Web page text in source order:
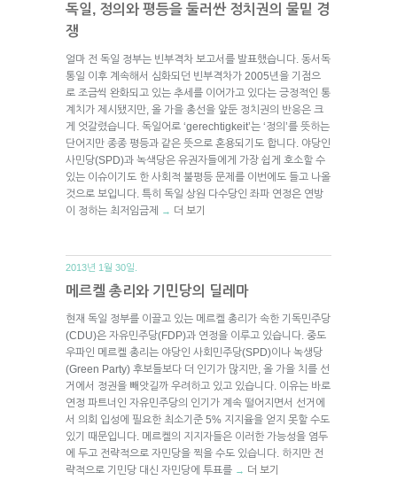
독일, 정의와 평등을 둘러싼 정치권의 물밑 경
쟁
얼마 전 독일 정부는 빈부격차 보고서를 발표했습니다. 동서독
통일 이후 계속해서 심화되던 빈부격차가 2005년을 기점으
로 조금씩 완화되고 있는 추세를 이어가고 있다는 긍정적인 통
계치가 제시됐지만, 올 가을 총선을 앞둔 정치권의 반응은 크
게 엇갈렸습니다. 독일어로 ‘gerechtigkeit’는 ‘정의’를 뜻하는
단어지만 종종 평등과 같은 뜻으로 혼용되기도 합니다. 야당인
사민당(SPD)과 녹색당은 유권자들에게 가장 쉽게 호소할 수
있는 이슈이기도 한 사회적 불평등 문제를 이번에도 들고 나올
것으로 보입니다. 특히 독일 상원 다수당인 좌파 연정은 연방
이 정하는 최저임금제
→ 더 보기
2013년 1월 30일.
메르켈 총리와 기민당의 딜레마
현재 독일 정부를 이끌고 있는 메르켈 총리가 속한 기독민주당
(CDU)은 자유민주당(FDP)과 연정을 이루고 있습니다. 중도
우파인 메르켈 총리는 야당인 사회민주당(SPD)이나 녹생당
(Green Party) 후보들보다 더 인기가 많지만, 올 가을 치를 선
거에서 정권을 빼앗길까 우려하고 있고 있습니다. 이유는 바로
연정 파트너인 자유민주당의 인기가 계속 떨어지면서 선거에
서 의회 입성에 필요한 최소기준 5% 지지율을 얻지 못할 수도
있기 때문입니다. 메르켈의 지지자들은 이러한 가능성을 염두
에 두고 전략적으로 자민당을 찍을 수도 있습니다. 하지만 전
략적으로 기민당 대신 자민당에 투표를 → 더 보기